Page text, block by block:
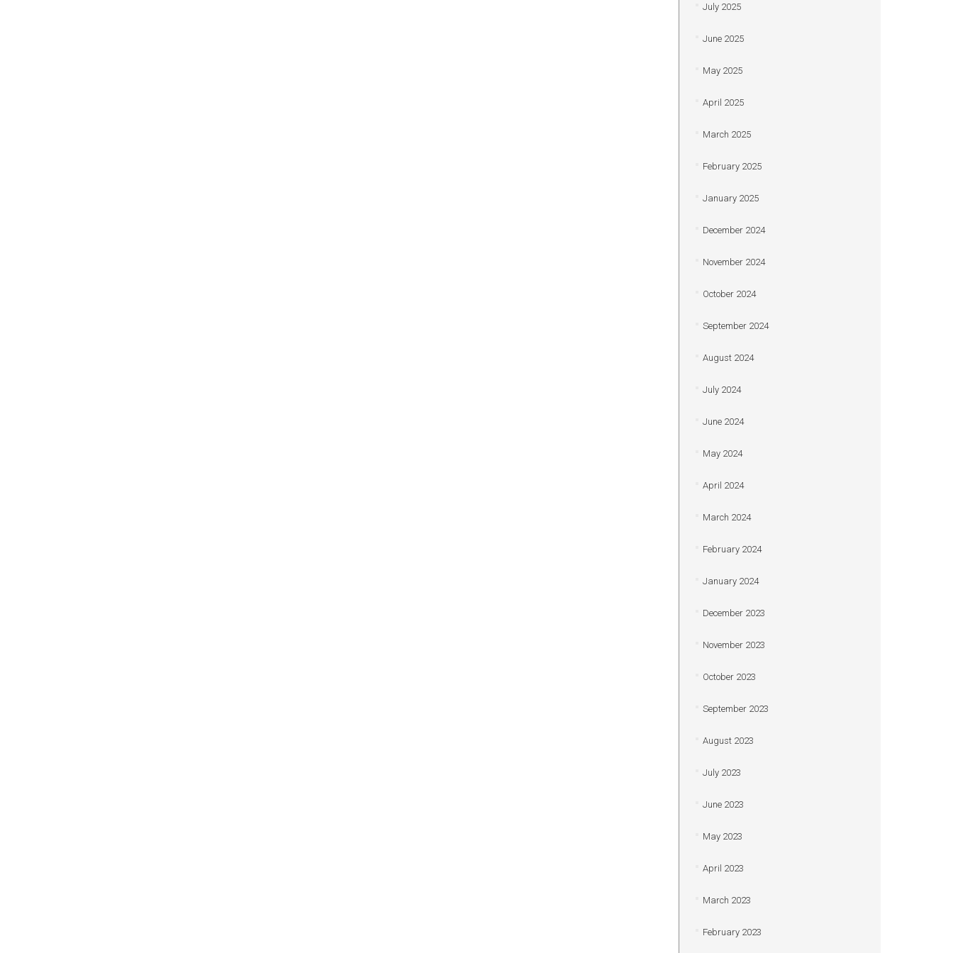
July 2025
June 2025
May 2025
April 2025
March 2025
February 2025
January 2025
December 2024
November 2024
October 2024
September 2024
August 2024
July 2024
June 2024
May 2024
April 2024
March 2024
February 2024
January 2024
December 2023
November 2023
October 2023
September 2023
August 2023
July 2023
June 2023
May 2023
April 2023
March 2023
February 2023